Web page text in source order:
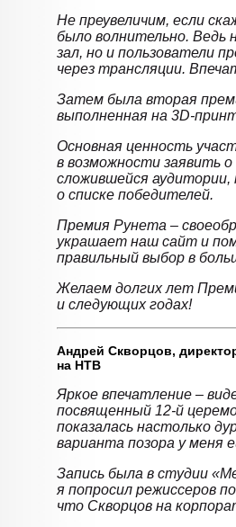
Не преувеличим, если
было волнительно. Ведь
зал, но и пользователи
через трансляции.
Затем была вторая
выполненная на 3D-
Основная ценность
в возможности заявить
сложившейся аудитории,
о списке победителей.
Премия Рунета –
украшает наш сайт и
правильный выбор в
Желаем долгих лет
и следующих годах!
Андрей Скворцов,
на НТВ
Яркое впечатление –
посвященный 12-й
показалась настолько
варианта позора у меня
Запись была в студии
я попросил режиссеров
что Скворцов на